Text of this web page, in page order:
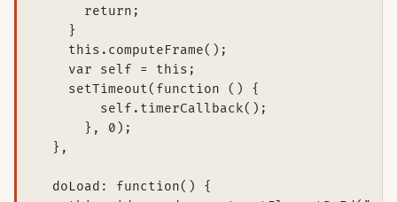
      return;
    }
    this.computeFrame();
    var self = this;
    setTimeout(function () {
        self.timerCallback();
      }, 0);
  },
  doLoad: function() {